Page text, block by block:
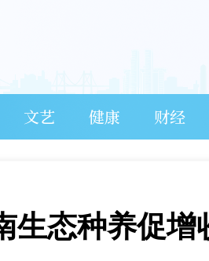
文艺 健康 财经
生态种养促增